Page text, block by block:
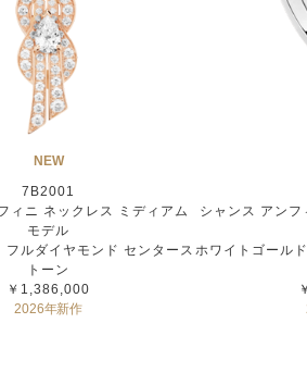
NEW
7B2001
ィニ ネックレス ミディアム
モデル
フルダイヤモンド センタース
トーン
￥1,386,000
2026年新作
シャンス アン
ホワイトゴール